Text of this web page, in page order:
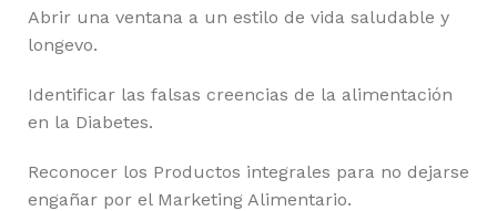
Abrir una ventana a un estilo de vida saludable y
longevo.
Identificar las falsas creencias de la alimentación
en la Diabetes.
Reconocer los Productos integrales para no dejarse
engañar por el Marketing Alimentario.